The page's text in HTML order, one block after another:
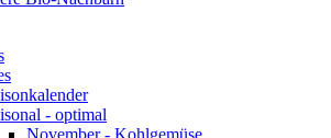
- optimal
November - Kohlgemüse